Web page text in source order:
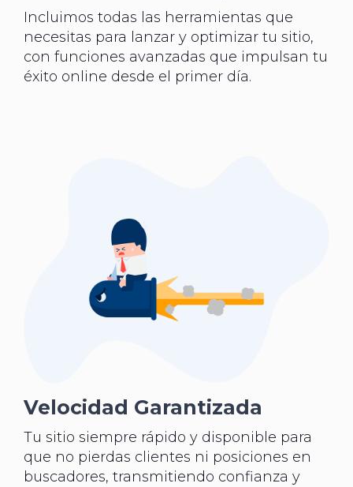
Incluimos todas las herramientas que
necesitas para lanzar y optimizar tu sitio,
con funciones avanzadas que impulsan tu
éxito online desde el primer día.
Velocidad Garantizada
Tu sitio siempre rápido y disponible para
que no pierdas clientes ni posiciones en
buscadores, transmitiendo confianza y